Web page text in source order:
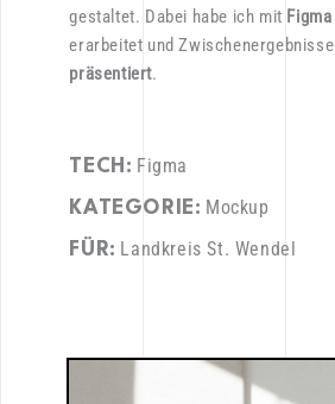
gestaltet. Dabei habe ich mit Figma
erarbeitet und Zwischenergebnisse
präsentiert.
TECH: Figma
KATEGORIE: Mockup
FÜR: Landkreis St. Wendel